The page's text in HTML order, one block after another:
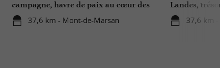
campagne, havre de paix au cœur des
Landes
37,6 km - Mont-de-Marsan
Landes,
région
37,6 km